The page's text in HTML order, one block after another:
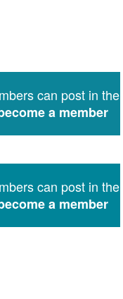
can post in the
a member
can post in the
a member